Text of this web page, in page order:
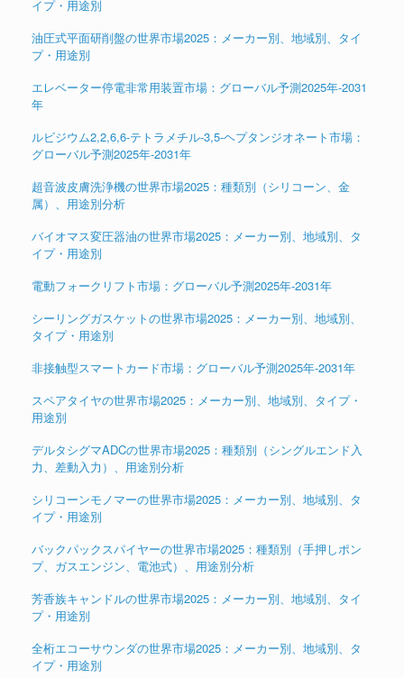
イプ・用途別
油圧式平面研削盤の世界市場2025：メーカー別、地域別、タイ
プ・用途別
エレベーター停電非常用装置市場：グローバル予測2025年-2031
年
ルビジウム2,2,6,6-テトラメチル-3,5-ヘプタンジオネート市場：
グローバル予測2025年-2031年
超音波皮膚洗浄機の世界市場2025：種類別（シリコーン、金
属）、用途別分析
バイオマス変圧器油の世界市場2025：メーカー別、地域別、タ
イプ・用途別
電動フォークリフト市場：グローバル予測2025年-2031年
シーリングガスケットの世界市場2025：メーカー別、地域別、
タイプ・用途別
非接触型スマートカード市場：グローバル予測2025年-2031年
スペアタイヤの世界市場2025：メーカー別、地域別、タイプ・
用途別
デルタシグマADCの世界市場2025：種類別（シングルエンド入
力、差動入力）、用途別分析
シリコーンモノマーの世界市場2025：メーカー別、地域別、タ
イプ・用途別
バックパックスパイヤーの世界市場2025：種類別（手押しポン
プ、ガスエンジン、電池式）、用途別分析
芳香族キャンドルの世界市場2025：メーカー別、地域別、タイ
プ・用途別
全桁エコーサウンダの世界市場2025：メーカー別、地域別、タ
イプ・用途別